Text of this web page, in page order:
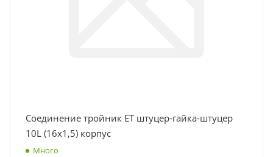
Соединение тройник ET штуцер-гайка-штуцер
10L (16x1,5) корпус
Много